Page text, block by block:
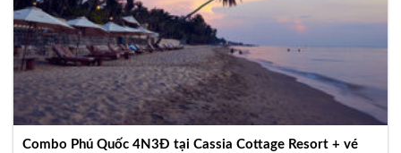
Combo Phú Quốc 4N3Đ tại Cassia Cottage Resort + vé